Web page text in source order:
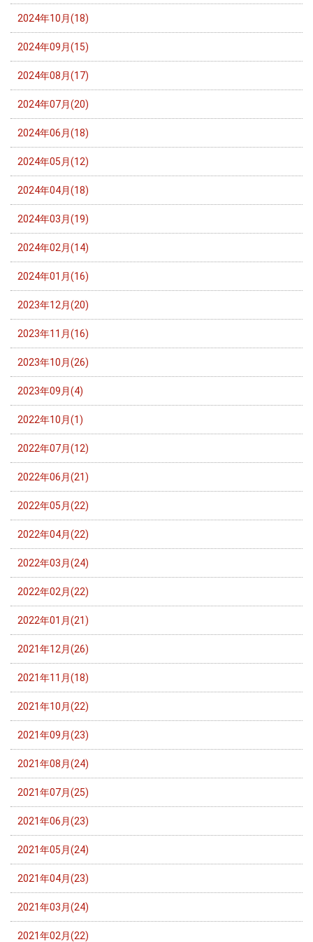
2024年10月(18)
2024年09月(15)
2024年08月(17)
2024年07月(20)
2024年06月(18)
2024年05月(12)
2024年04月(18)
2024年03月(19)
2024年02月(14)
2024年01月(16)
2023年12月(20)
2023年11月(16)
2023年10月(26)
2023年09月(4)
2022年10月(1)
2022年07月(12)
2022年06月(21)
2022年05月(22)
2022年04月(22)
2022年03月(24)
2022年02月(22)
2022年01月(21)
2021年12月(26)
2021年11月(18)
2021年10月(22)
2021年09月(23)
2021年08月(24)
2021年07月(25)
2021年06月(23)
2021年05月(24)
2021年04月(23)
2021年03月(24)
2021年02月(22)